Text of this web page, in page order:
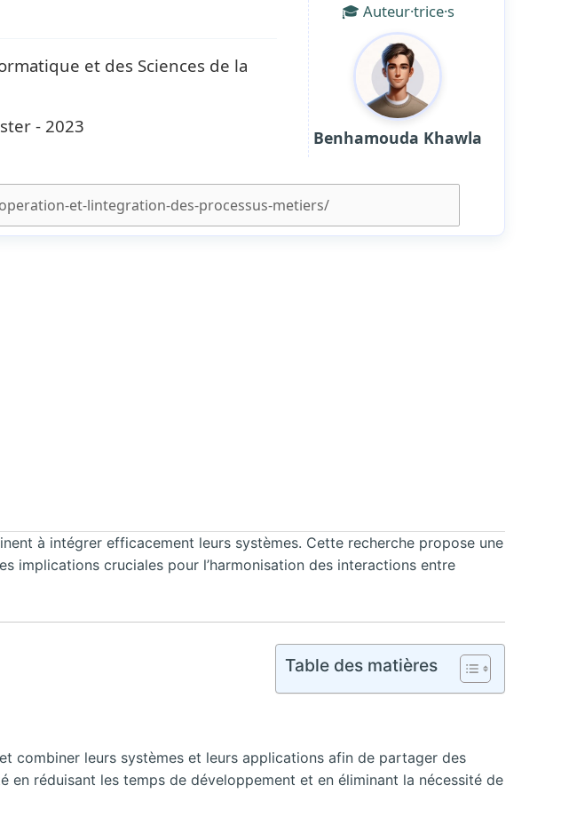
et des Sciences de la
- 2023
🎓 Auteur·trice·s
Benhamouda Khawla
à intégrer efficacement leurs systèmes. Cette recherche propose une
implications cruciales pour l’harmonisation des interactions entre
Table des matières
combiner leurs systèmes et leurs applications afin de partager des
réduisant les temps de développement et en éliminant la nécessité de